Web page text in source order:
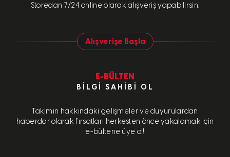
Store'dan 7/24 online olarak alışveriş yapabilirsin.
Alışverişe Başla
E-BÜLTEN
BILGI SAHIBI OL
Takımın hakkındaki gelişmeler ve duyurulardan
haberdar olarak fırsatları herkesten önce yakalamak için
e-bültene üye ol!